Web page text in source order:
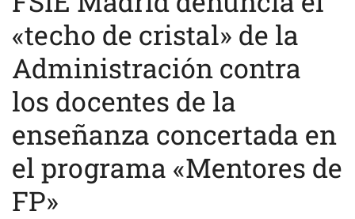
«techo de cristal» de la
Administración contra
los docentes de la
enseñanza concertada en
el programa «Mentores de
FP»